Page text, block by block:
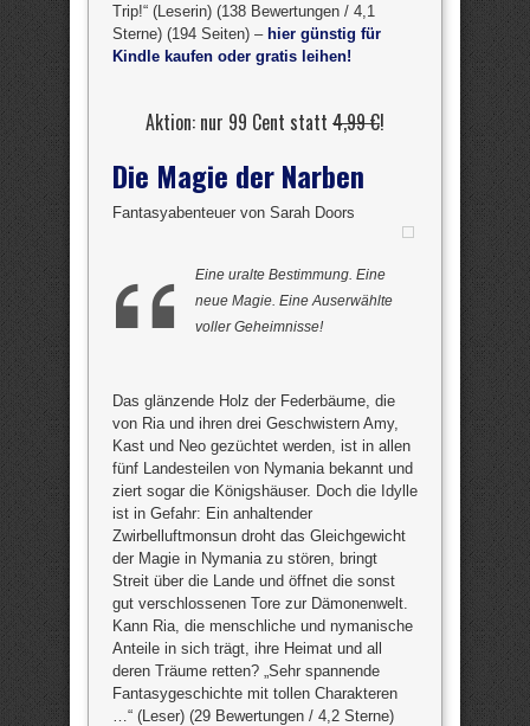
Trip!“ (Leserin) (138 Bewertungen / 4,1
Sterne) (194 Seiten) – hier günstig für
Kindle kaufen oder gratis leihen!
Aktion: nur 99 Cent statt 4,99 €!
Die Magie der Narben
Fantasyabenteuer von Sarah Doors
Eine uralte Bestimmung. Eine
neue Magie. Eine Auserwählte
voller Geheimnisse!
Das glänzende Holz der Federbäume, die
von Ria und ihren drei Geschwistern Amy,
Kast und Neo gezüchtet werden, ist in allen
fünf Landesteilen von Nymania bekannt und
ziert sogar die Königshäuser. Doch die Idylle
ist in Gefahr: Ein anhaltender
Zwirbelluftmonsun droht das Gleichgewicht
der Magie in Nymania zu stören, bringt
Streit über die Lande und öffnet die sonst
gut verschlossenen Tore zur Dämonenwelt.
Kann Ria, die menschliche und nymanische
Anteile in sich trägt, ihre Heimat und all
deren Träume retten? „Sehr spannende
Fantasygeschichte mit tollen Charakteren
…“ (Leser) (29 Bewertungen / 4,2 Sterne)